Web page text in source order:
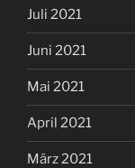
Juli 2021
Juni 2021
Mai 2021
April 2021
März 2021